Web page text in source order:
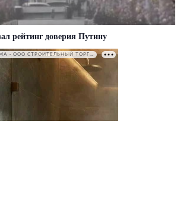
рейтинг доверия Путину
РЕКЛАМА • ООО СТРОИТЕЛЬНЫЙ ТОРГОВЫЙ ДОМ «ПЕТРОВИЧ». ИНН: 7802348846